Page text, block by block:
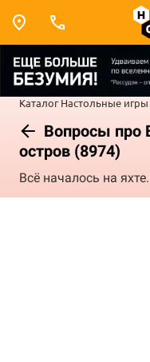
Каталог Настольные игры
Вопросы про
остров (8974)
Всё началось на